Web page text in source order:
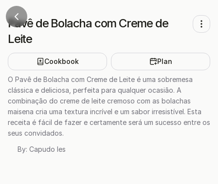
Pavê de Bolacha com Creme de
Leite
Cookbook Plan
O Pavê de Bolacha com Creme de Leite é uma sobremesa
clássica e deliciosa, perfeita para qualquer ocasião. A
combinação do creme de leite cremoso com as bolachas
maisena cria uma textura incrível e um sabor irresistível. Esta
receita é fácil de fazer e certamente será um sucesso entre os
seus convidados.
By: Capudo Ies